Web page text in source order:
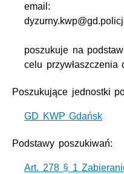
email:
poszukuje na
celu przywłaszczenia
Poszukujące jednostki
GD KWP Gdańsk
Podstawy poszukiwań:
Art. 278 § 1